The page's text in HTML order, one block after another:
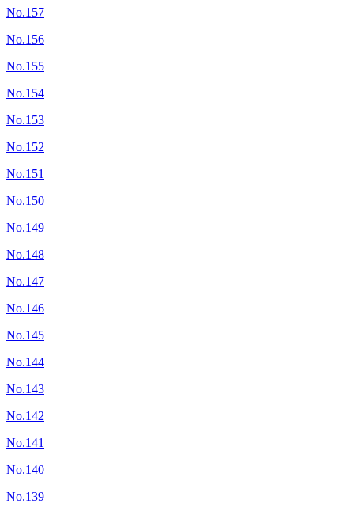
No.157
No.156
No.155
No.154
No.153
No.152
No.151
No.150
No.149
No.148
No.147
No.146
No.145
No.144
No.143
No.142
No.141
No.140
No.139